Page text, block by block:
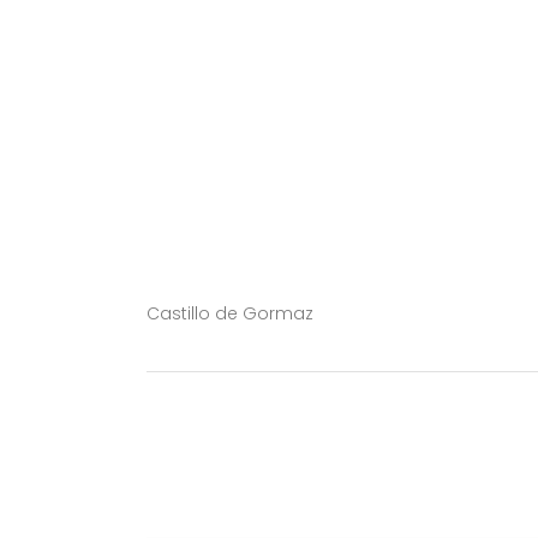
Castillo de Gormaz